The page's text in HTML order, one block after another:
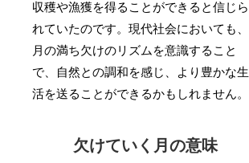
収穫や漁獲を得ることができると信じら
れていたのです。現代社会においても、
月の満ち欠けのリズムを意識すること
で、自然との調和を感じ、より豊かな生
活を送ることができるかもしれません。
欠けていく月の意味